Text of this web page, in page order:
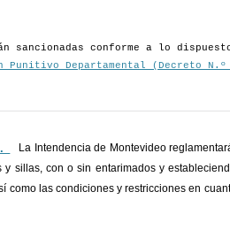
sancionadas conforme a lo
Punitivo Departamental (Decreto
La Intendencia de Montevideo
y sillas, con o sin entarimados y
como las condiciones y restricciones en